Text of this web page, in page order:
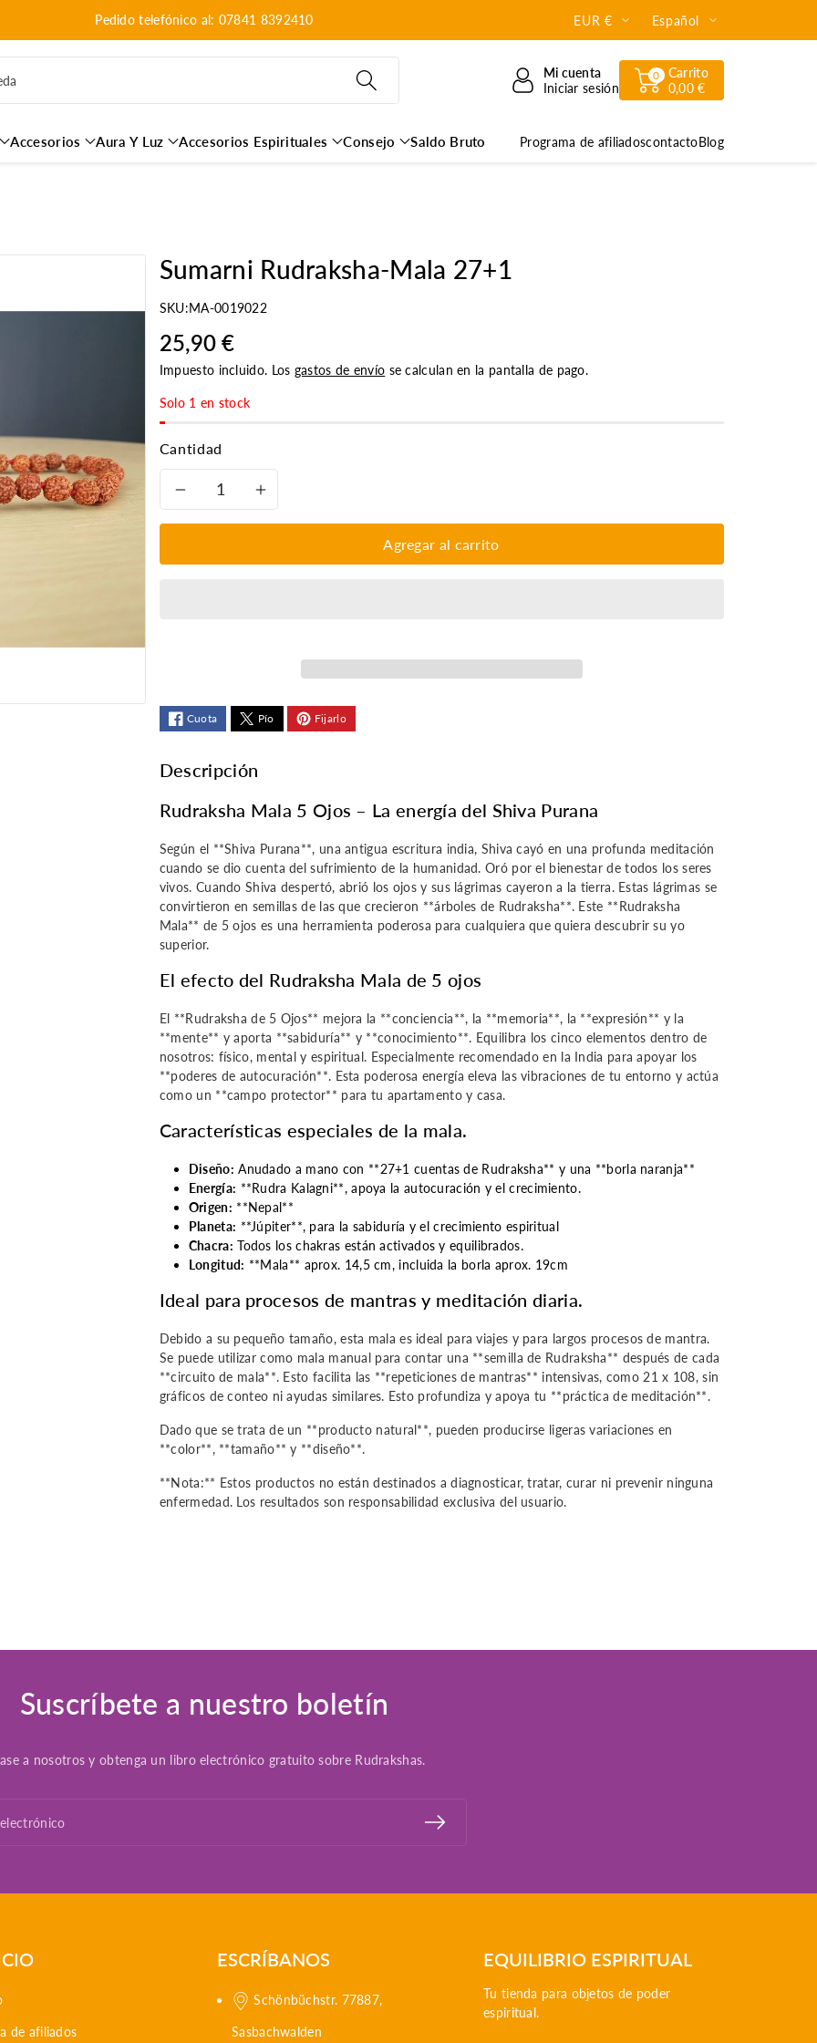
Pedido telefónico al: 07841 8392410 EUR € Español
Mi cuenta
Iniciar sesión
0
Carrito
0,00 €
Accesorios Aura Y Luz Accesorios Espirituales Consejo Saldo Bruto Programa de afiliadoscontactoBlog
Sumarni Rudraksha-Mala 27+1
SKU:MA-0019022
25,90 €
Impuesto incluido. Los gastos de envío se calculan en la pantalla de pago.
Solo 1 en stock
Cantidad
Reducir
Rudraksha-
Mala
Aumentar
Rudraksha-
Mala
Agregar al carrito
Cuota Pío Fijarlo
Descripción
Rudraksha Mala 5 Ojos – La energía del Shiva Purana
Según el **Shiva Purana**, una antigua escritura india, Shiva cayó en una profunda meditación
cuando se dio cuenta del sufrimiento de la humanidad. Oró por el bienestar de todos los seres
vivos. Cuando Shiva despertó, abrió los ojos y sus lágrimas cayeron a la tierra. Estas lágrimas se
convirtieron en semillas de las que crecieron **árboles de Rudraksha**. Este **Rudraksha
Mala** de 5 ojos es una herramienta poderosa para cualquiera que quiera descubrir su yo
superior.
El efecto del Rudraksha Mala de 5 ojos
El **Rudraksha de 5 Ojos** mejora la **conciencia**, la **memoria**, la **expresión** y la
**mente** y aporta **sabiduría** y **conocimiento**. Equilibra los cinco elementos dentro de
nosotros: físico, mental y espiritual. Especialmente recomendado en la India para apoyar los
**poderes de autocuración**. Esta poderosa energía eleva las vibraciones de tu entorno y actúa
como un **campo protector** para tu apartamento y casa.
Características especiales de la mala.
Diseño: Anudado a mano con **27+1 cuentas de Rudraksha** y una **borla naranja**
Energía: **Rudra Kalagni**, apoya la autocuración y el crecimiento.
Origen: **Nepal**
Planeta: **Júpiter**, para la sabiduría y el crecimiento espiritual
Chacra: Todos los chakras están activados y equilibrados.
Longitud: **Mala** aprox. 14,5 cm, incluida la borla aprox. 19cm
Ideal para procesos de mantras y meditación diaria.
Debido a su pequeño tamaño, esta mala es ideal para viajes y para largos procesos de mantra.
Se puede utilizar como mala manual para contar una **semilla de Rudraksha** después de cada
**circuito de mala**. Esto facilita las **repeticiones de mantras** intensivas, como 21 x 108, sin
gráficos de conteo ni ayudas similares. Esto profundiza y apoya tu **práctica de meditación**.
Dado que se trata de un **producto natural**, pueden producirse ligeras variaciones en
**color**, **tamaño** y **diseño**.
**Nota:** Estos productos no están destinados a diagnosticar, tratar, curar ni prevenir ninguna
enfermedad. Los resultados son responsabilidad exclusiva del usuario.
Suscríbete a nuestro boletín
a nosotros y obtenga un libro electrónico gratuito sobre Rudrakshas.
de afiliados
ESCRÍBANOS
Schönbüchstr. 77887,
Sasbachwalden
EQUILIBRIO ESPIRITUAL
Tu tienda para objetos de poder
espiritual.